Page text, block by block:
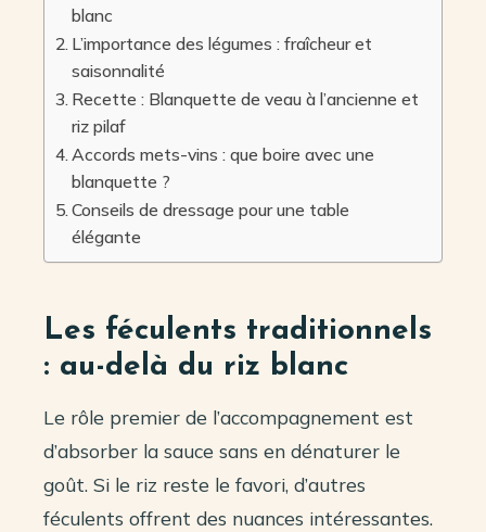
blanc
L’importance des légumes : fraîcheur et
saisonnalité
Recette : Blanquette de veau à l’ancienne et
riz pilaf
Accords mets-vins : que boire avec une
blanquette ?
Conseils de dressage pour une table
élégante
Les féculents traditionnels
: au-delà du riz blanc
Le rôle premier de l’accompagnement est
d’absorber la sauce sans en dénaturer le
goût. Si le riz reste le favori, d’autres
féculents offrent des nuances intéressantes.